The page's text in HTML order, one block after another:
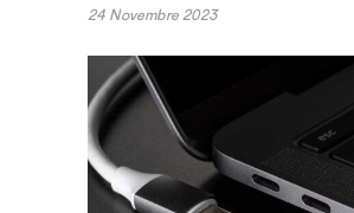
24 Novembre 2023